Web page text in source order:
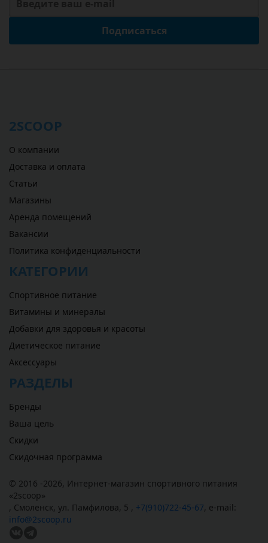
Подписаться
2SCOOP
О компании
Доставка и оплата
Статьи
Магазины
Аренда помещений
Вакансии
Политика конфиденциальности
КАТЕГОРИИ
Спортивное питание
Витамины и минералы
Добавки для здоровья и красоты
Диетическое питание
Аксессуары
РАЗДЕЛЫ
Бренды
Ваша цель
Скидки
Скидочная программа
© 2016 -2026, Интернет-магазин спортивного питания
«2scoop»
, Смоленск, ул. Памфилова, 5 , +7(910)722-45-67, e-mail:
info@2scoop.ru